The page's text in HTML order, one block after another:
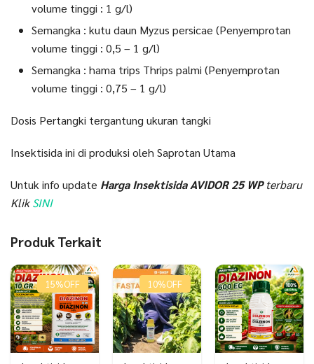
volume tinggi : 1 g/l)
Semangka : kutu daun Myzus persicae (Penyemprotan
volume tinggi : 0,5 – 1 g/l)
Semangka : hama trips Thrips palmi (Penyemprotan
volume tinggi : 0,75 – 1 g/l)
Dosis Pertangki tergantung ukuran tangki
Insektisida ini di produksi oleh Saprotan Utama
Untuk info update Harga Insektisida AVIDOR 25 WPterbaru
KlikSINI
Produk Terkait
15%OFF 10%OFF